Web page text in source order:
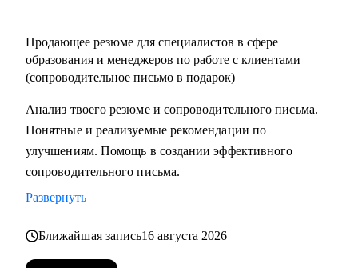
• Наняла и адаптировала 100+ сотрудников.
• Карьерное консультирование, рекомендации по
составлению резюме, подготовка к интервью и помощь в
старте/продвижении в карьере в образовании и смежных
областях.
• Менторство для Senior-менеджеров.
• Сформулировать карьерную цель и разработать план для
ее достижения.
Продающее резюме для специалистов в сфере
образования и менеджеров по работе с клиентами
(сопроводительное письмо в подарок)
Анализ твоего резюме и сопроводительного письма.
Понятные и реализуемые рекомендации по
улучшениям. Помощь в создании эффективного
сопроводительного письма.
Развернуть
Ближайшая запись16 августа 2026